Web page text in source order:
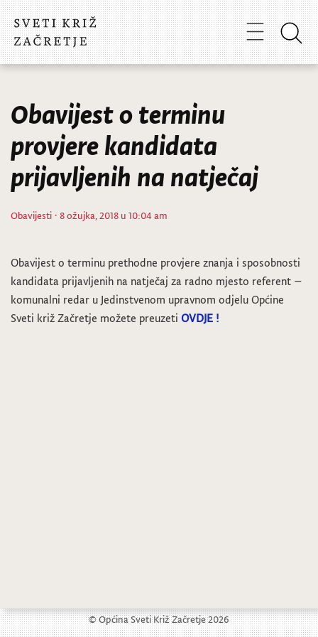
Obavijest o terminu
provjere kandidata
prijavljenih na natječaj
Obavijesti · 8 ožujka, 2018 u 10:04 am
Obavijest o terminu prethodne provjere znanja i sposobnosti
kandidata prijavljenih na natječaj za radno mjesto referent –
komunalni redar u Jedinstvenom upravnom odjelu Općine
Sveti križ Začretje možete preuzeti OVDJE !
© Općina Sveti Križ Začretje 2026